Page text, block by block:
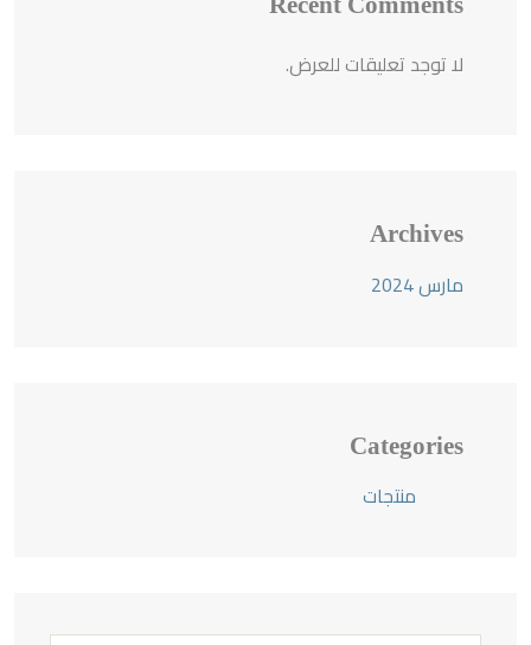
لا توجد تعليقات للعرض.
Archives
مارس 2024
Categories
منتجات